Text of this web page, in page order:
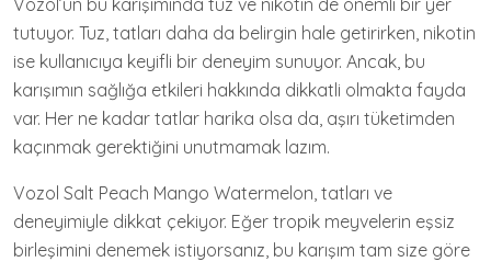
Vozol’un bu karışımında tuz ve nikotin de önemli bir yer
tutuyor. Tuz, tatları daha da belirgin hale getirirken, nikotin
ise kullanıcıya keyifli bir deneyim sunuyor. Ancak, bu
karışımın sağlığa etkileri hakkında dikkatli olmakta fayda
var. Her ne kadar tatlar harika olsa da, aşırı tüketimden
kaçınmak gerektiğini unutmamak lazım.
Vozol Salt Peach Mango Watermelon, tatları ve
deneyimiyle dikkat çekiyor. Eğer tropik meyvelerin eşsiz
birleşimini denemek istiyorsanız, bu karışım tam size göre